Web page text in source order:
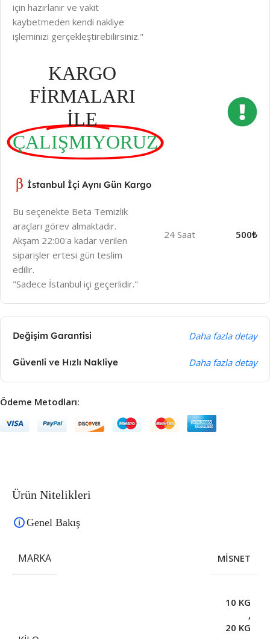
için hazırlanır ve vakit
kaybetmeden kendi nakliye
işleminizi gerçekleştirebilirsiniz."
KARGO
FİRMALARI
İLE
ÇALIŞMIYORUZ
İstanbul İçi Aynı Gün Kargo
Bu seçenekte Beta Temizlik
araçları görev almaktadır.
Akşam 22:00'a kadar verilen
siparişler ertesi gün teslim
edilir.
"Sadece İstanbul içi geçerlidir."
24 Saat 500₺
Değişim Garantisi Daha fazla detay
Güvenli ve Hızlı Nakliye Daha fazla detay
Ödeme Metodları:
Ürün Nitelikleri
Genel Bakış
MARKA MİSNET
10 KG
,
20 KG